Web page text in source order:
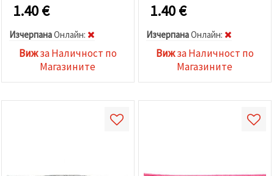
1.40€
ИзчерпанаOнлайн:
Вижза Наличност по
Магазините
1.40€
ИзчерпанаOнлайн:
Вижза Наличност по
Магазините